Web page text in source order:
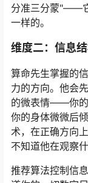
分准三分蒙"——
一样的。
维度二：信息
算命先生掌握的
力的方向。他会
的微表情——你的
你的身体微微后
术，在正确方向
不知道他在观察
推荐算法控制信